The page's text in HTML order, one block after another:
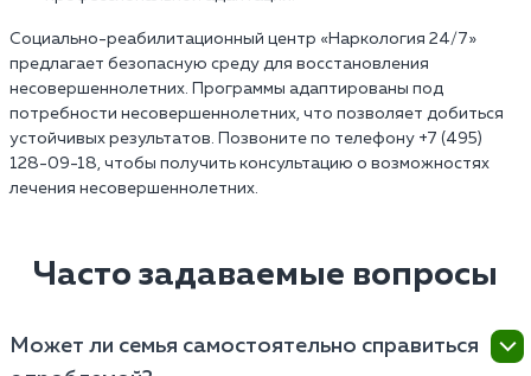
Социально-реабилитационный центр «Наркология 24/7»
предлагает безопасную среду для восстановления
несовершеннолетних. Программы адаптированы под
потребности несовершеннолетних, что позволяет добиться
устойчивых результатов. Позвоните по телефону +7 (495)
128-09-18, чтобы получить консультацию о возможностях
лечения несовершеннолетних.
Часто задаваемые вопросы
Может ли семья самостоятельно справиться